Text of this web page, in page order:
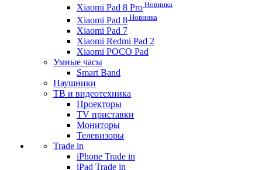
Xiaomi Pad 8 Pro Новинка
Xiaomi Pad 8 Новинка
Xiaomi Pad 7
Xiaomi Redmi Pad 2
Xiaomi POCO Pad
Умные часы
Smart Band
Наушники
ТВ и видеотехника
Проекторы
TV приставки
Мониторы
Телевизоры
Trade in
iPhone Trade in
iPad Trade in